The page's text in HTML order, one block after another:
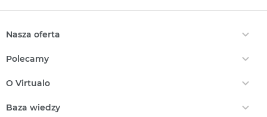
Nasza oferta
Audiobooki
EPrasa
Podaruj Prezent
Polecamy
Nasze Ceny
O Virtualo
Baza wiedzy